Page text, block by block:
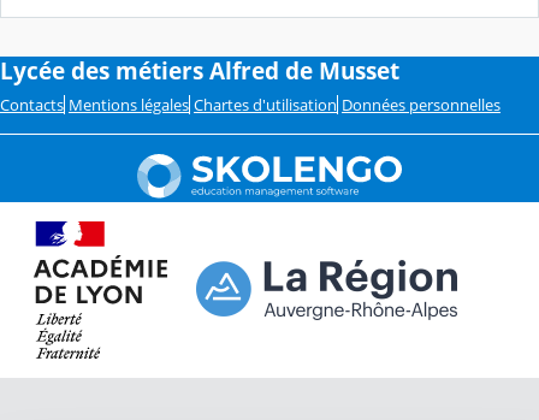
Lycée des métiers Alfred de Musset
Contacts Mentions légales Chartes d'utilisation Données personnelles